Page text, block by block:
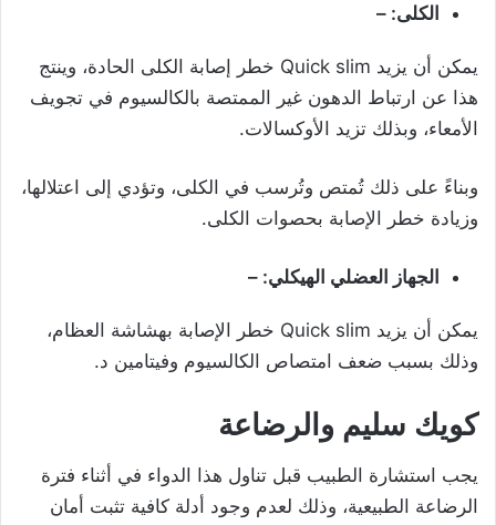
الكلى: –
يمكن أن يزيد Quick slim خطر إصابة الكلى الحادة، وينتج
هذا عن ارتباط الدهون غير الممتصة بالكالسيوم في تجويف
الأمعاء، وبذلك تزيد الأوكسالات.
وبناءً على ذلك تُمتص وتُرسب في الكلى، وتؤدي إلى اعتلالها،
وزيادة خطر الإصابة بحصوات الكلى.
الجهاز العضلي الهيكلي: –
يمكن أن يزيد Quick slim خطر الإصابة ب هشاشة العظام،
وذلك بسبب ضعف امتصاص الكالسيوم وفيتامين د.
كويك سليم والرضاعة
يجب استشارة الطبيب قبل تناول هذا الدواء في أثناء فترة
الرضاعة الطبيعية، وذلك لعدم وجود أدلة كافية تثبت أمان